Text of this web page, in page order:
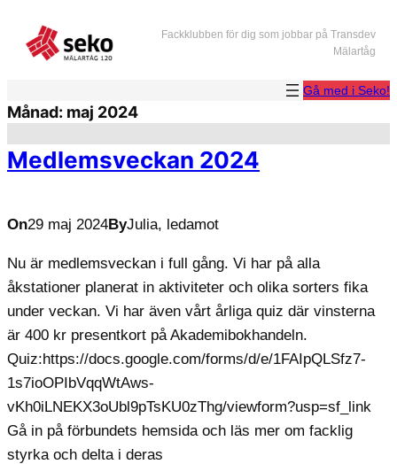
innehåll
Fackklubben för dig som jobbar på Transdev
Mälartåg
Gå med i Seko!
Månad: maj 2024
Medlemsveckan 2024
On29 maj 2024ByJulia, ledamot
Nu är medlemsveckan i full gång. Vi har på alla
åkstationer planerat in aktiviteter och olika sorters fika
under veckan. Vi har även vårt årliga quiz där vinsterna
är 400 kr presentkort på Akademibokhandeln.
Quiz:https://docs.google.com/forms/d/e/1FAIpQLSfz7-
1s7ioOPIbVqqWtAws-
vKh0iLNEKX3oUbl9pTsKU0zThg/viewform?usp=sf_link
Gå in på förbundets hemsida och läs mer om facklig
styrka och delta i deras